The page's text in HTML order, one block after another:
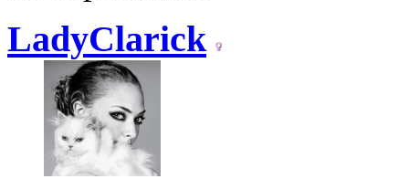
LadyClarick